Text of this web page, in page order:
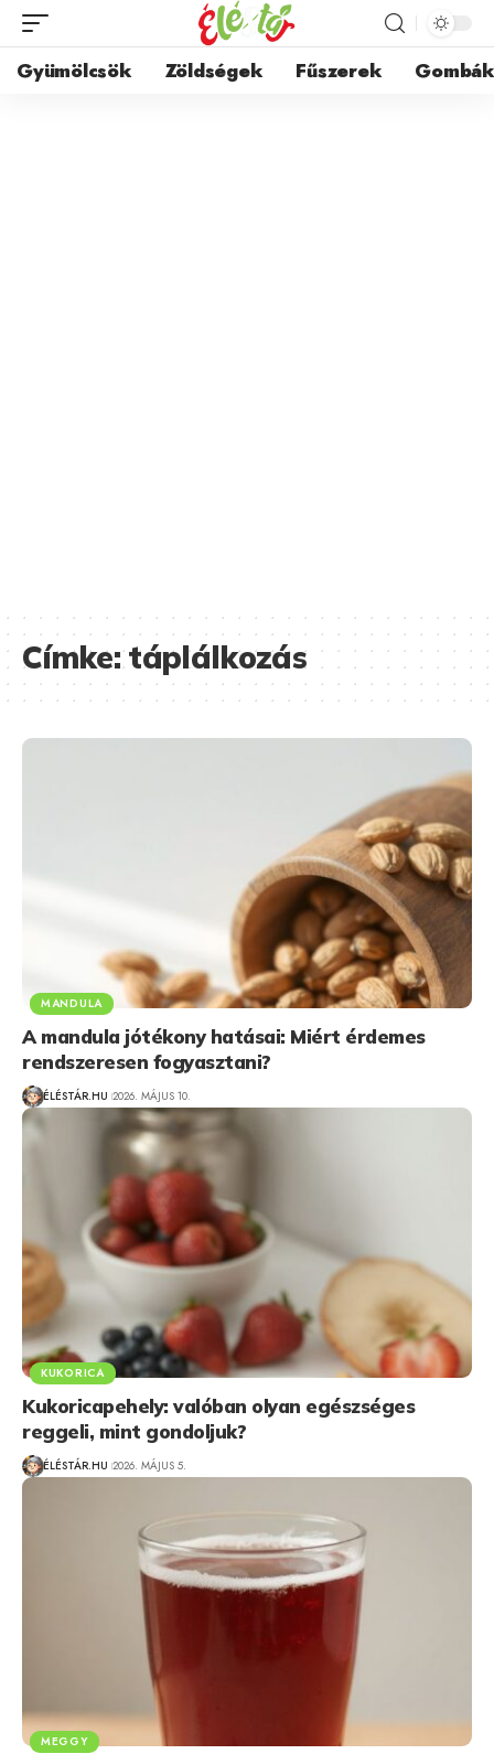
Gyümölcsök Zöldségek Fűszerek Gombák
Címke:táplálkozás
MANDULA
A mandula jótékony hatásai: Miért érdemes
rendszeresen fogyasztani?
ÉLÉSTÁR.HU 2026. MÁJUS 10.
KUKORICA
Kukoricapehely: valóban olyan egészséges
reggeli, mint gondoljuk?
ÉLÉSTÁR.HU 2026. MÁJUS 5.
MEGGY